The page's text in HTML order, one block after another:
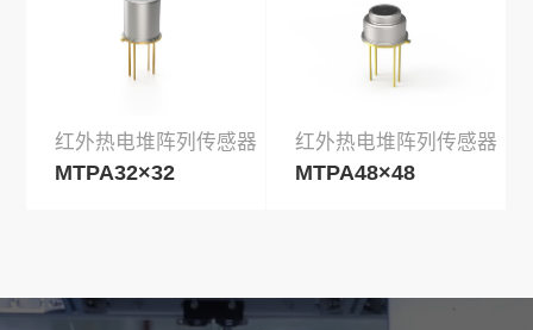
红外热电堆阵列传感器
MTPA32×32
红外热电堆阵列传感器
MTPA48×48